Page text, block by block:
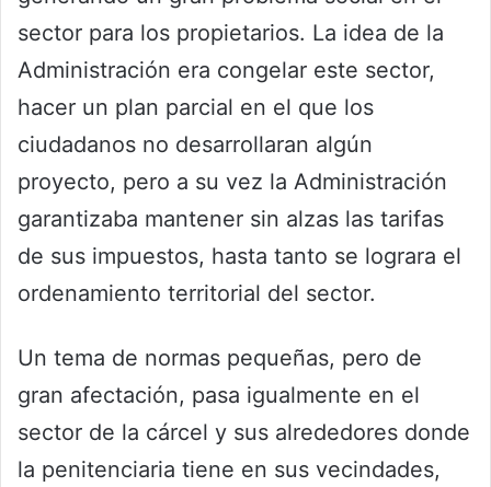
sector para los propietarios. La idea de la
Administración era congelar este sector,
hacer un plan parcial en el que los
ciudadanos no desarrollaran algún
proyecto, pero a su vez la Administración
garantizaba mantener sin alzas las tarifas
de sus impuestos, hasta tanto se lograra el
ordenamiento territorial del sector.
Un tema de normas pequeñas, pero de
gran afectación, pasa igualmente en el
sector de la cárcel y sus alrededores donde
la penitenciaria tiene en sus vecindades,